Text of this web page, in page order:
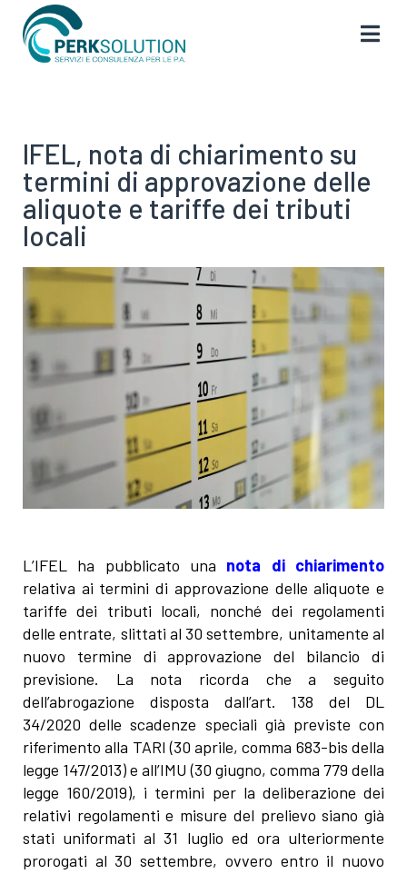
IFEL, nota di chiarimento su
termini di approvazione delle
aliquote e tariffe dei tributi
locali
L’IFEL ha pubblicato una nota di chiarimento
relativa ai termini di approvazione delle aliquote e
tariffe dei tributi locali, nonché dei regolamenti
delle entrate, slittati al 30 settembre, unitamente al
nuovo termine di approvazione del bilancio di
previsione. La nota ricorda che a seguito
dell’abrogazione disposta dall’art. 138 del DL
34/2020 delle scadenze speciali già previste con
riferimento alla TARI (30 aprile, comma 683-bis della
legge 147/2013) e all’IMU (30 giugno, comma 779 della
legge 160/2019), i termini per la deliberazione dei
relativi regolamenti e misure del prelievo siano già
stati uniformati al 31 luglio ed ora ulteriormente
prorogati al 30 settembre, ovvero entro il nuovo